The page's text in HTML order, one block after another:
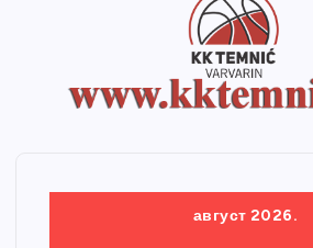
август 2026.